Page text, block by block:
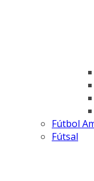
Fútbol
Fútsal